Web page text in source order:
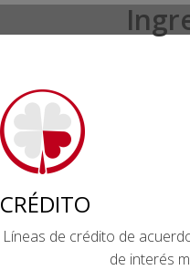
CRÉDITO
Líneas de crédito de
de interés